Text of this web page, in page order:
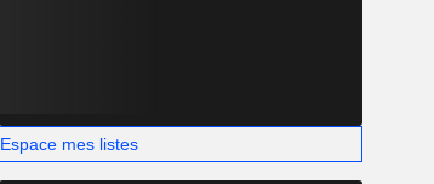
Espace mes listes